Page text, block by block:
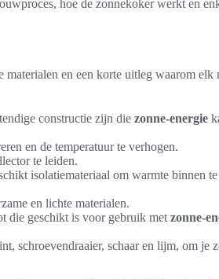
hoe de zonnekoker werkt en
en een korte uitleg waarom elk
constructie zijn die zonne-energie
en de temperatuur te verhogen.
te leiden.
isolatiemateriaal om warmte binnen
en lichte materialen.
die geschikt is voor gebruik met zonne-
schroevendraaier, schaar en lijm, om je